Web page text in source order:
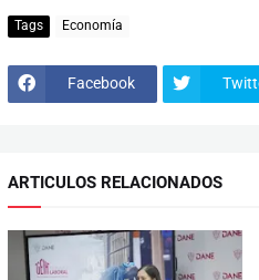
Tags Economía
Facebook
ARTICULOS RELACIONADOS